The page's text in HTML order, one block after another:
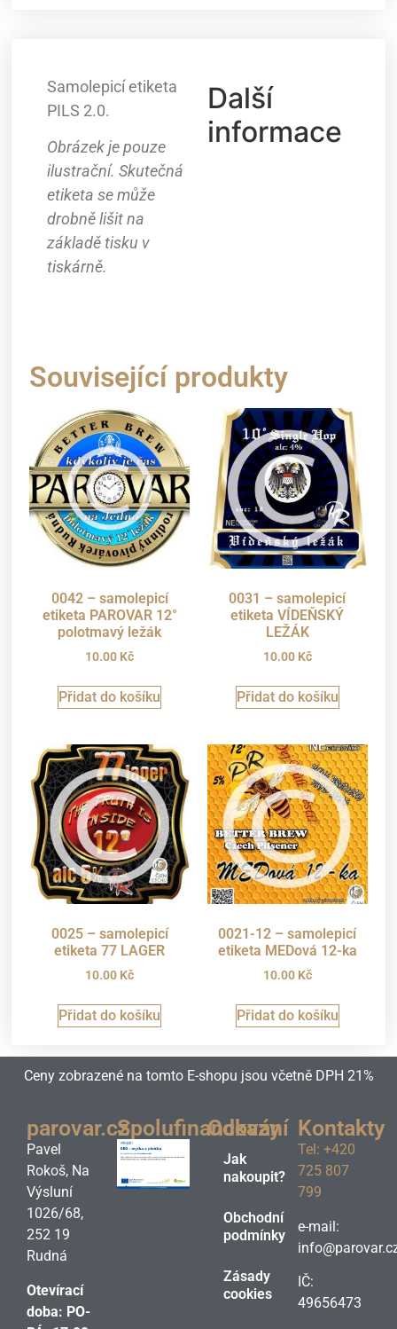
Samolepicí etiketa
PILS 2.0.
Obrázek je pouze
ilustrační. Skutečná
etiketa se může
drobně lišit na
základě tisku v
tiskárně.
Další
informace
Související produkty
0042 – samolepicí
etiketa PAROVAR 12°
polotmavý ležák
10.00 Kč
Přidat do košíku
0031 – samolepicí
etiketa VÍDEŇSKÝ
LEŽÁK
10.00 Kč
Přidat do košíku
0025 – samolepicí
etiketa 77 LAGER
10.00 Kč
Přidat do košíku
0021-12 – samolepicí
etiketa MEDová 12-ka
10.00 Kč
Přidat do košíku
Ceny zobrazené na tomto E-shopu jsou včetně DPH 21%
parovar.cz
Pavel
Rokoš, Na
Výsluní
1026/68,
252 19
Rudná
Otevírací
doba: PO-
Spolufinancování
Odkazy
Jak
nakoupit?
Obchodní
podmínky
Zásady
cookies
Kontakty
Tel: +420
725 807
799
e-mail:
IČ:
49656473